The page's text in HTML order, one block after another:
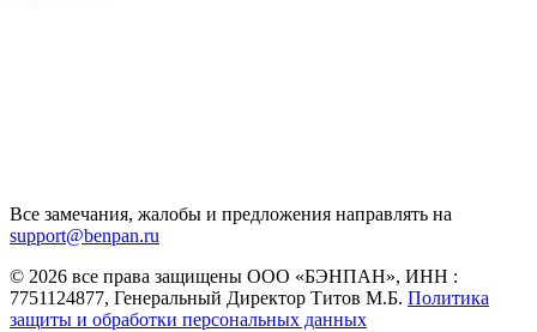
Все замечания, жалобы и предложения направлять на
support@benpan.ru
© 2026 все права защищены ООО «БЭНПАН», ИНН :
7751124877, Генеральный Директор Титов М.Б. Политика
защиты и обработки персональных данных